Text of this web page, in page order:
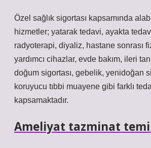
Özel sağlık sigortası kapsamında
hizmetler; yatarak tedavi, ayakta
radyoterapi, diyaliz, hastane sonrası
yardımcı cihazlar, evde bakım, ileri
doğum sigortası, gebelik, yenidoğan
koruyucu tıbbi muayene gibi farklı
kapsamaktadır.
Ameliyat tazminat